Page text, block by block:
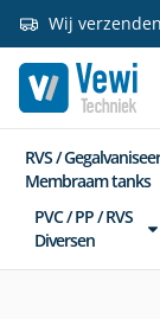
Wij
RVS /
Membraam tanks
PVC / PP / RVS
Diversen